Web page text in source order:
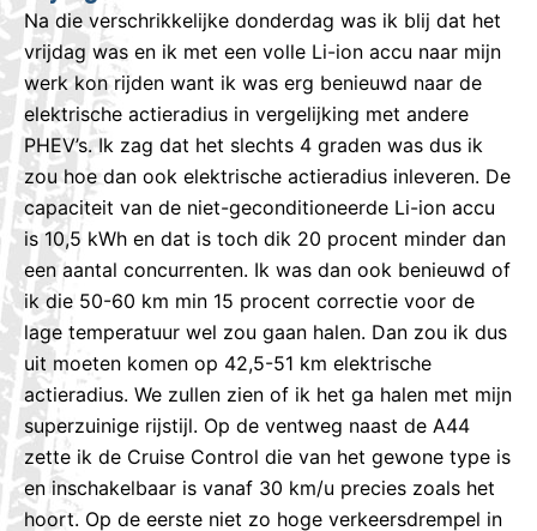
Na die verschrikkelijke donderdag was ik blij dat het
vrijdag was en ik met een volle Li-ion accu naar mijn
werk kon rijden want ik was erg benieuwd naar de
elektrische actieradius in vergelijking met andere
PHEV’s. Ik zag dat het slechts 4 graden was dus ik
zou hoe dan ook elektrische actieradius inleveren. De
capaciteit van de niet-geconditioneerde Li-ion accu
is 10,5 kWh en dat is toch dik 20 procent minder dan
een aantal concurrenten. Ik was dan ook benieuwd of
ik die 50-60 km min 15 procent correctie voor de
lage temperatuur wel zou gaan halen. Dan zou ik dus
uit moeten komen op 42,5-51 km elektrische
actieradius. We zullen zien of ik het ga halen met mijn
superzuinige rijstijl. Op de ventweg naast de A44
zette ik de Cruise Control die van het gewone type is
en inschakelbaar is vanaf 30 km/u precies zoals het
hoort. Op de eerste niet zo hoge verkeersdrempel in